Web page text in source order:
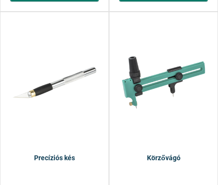
Precíziós kés Körzővágó